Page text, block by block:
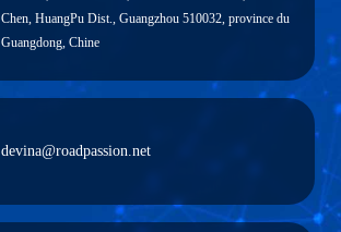
Chen, HuangPu Dist., Guangzhou 510032, province du
Guangdong, Chine
devina@roadpassion.net